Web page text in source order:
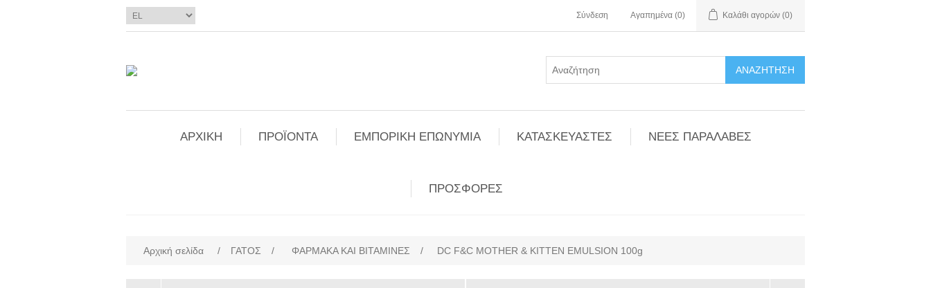
Σύνδεση Αγαπημένα (0) Καλάθι αγορών (0)
ΑΝΑΖΉΤΗΣΗ
ΑΡΧΙΚΗ ΠΡΟΪΟΝΤΑ ΕΜΠΟΡΙΚΗ ΕΠΩΝΥΜΙΑ ΚΑΤΑΣΚΕΥΑΣΤΕΣ ΝΕΕΣ ΠΑΡΑΛΑΒΕΣ
ΠΡΟΣΦΟΡΕΣ
Αρχική σελίδα / ΓΑΤΟΣ / ΦΑΡΜΑΚΑ ΚΑΙ ΒΙΤΑΜΙΝΕΣ / DC F&C MOTHER & KITTEN EMULSION 100g